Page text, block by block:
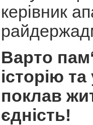
керівник
Варто
історію
поклав
єдність!